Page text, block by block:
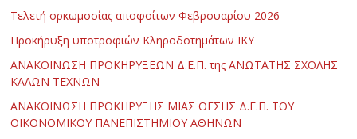
Τελετή ορκωμοσίας αποφοίτων Φεβρουαρίου 2026
Προκήρυξη υποτροφιών Κληροδοτημάτων ΙΚΥ
ΑΝΑΚΟΙΝΩΣΗ ΠΡΟΚΗΡΥΞΕΩΝ Δ.Ε.Π. της ΑΝΩΤΑΤΗΣ ΣΧΟΛΗΣ
ΚΑΛΩΝ ΤΕΧΝΩΝ
ΑΝΑΚΟΙΝΩΣΗ ΠΡΟΚΗΡΥΞΗΣ ΜΙΑΣ ΘΕΣΗΣ Δ.Ε.Π. ΤΟΥ
ΟΙΚΟΝΟΜΙΚΟΥ ΠΑΝΕΠΙΣΤΗΜΙΟΥ ΑΘΗΝΩΝ